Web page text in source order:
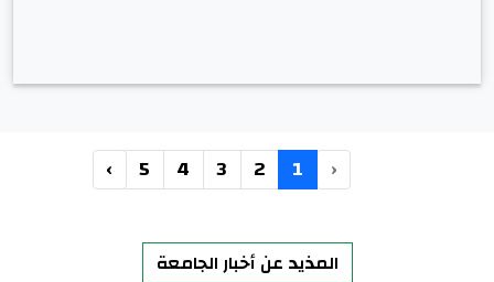
‹
1
2
3
4
5
›
المذيد عن أخبار الجامعة